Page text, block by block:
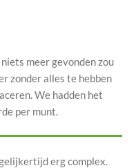
meer gevonden zou
zonder alles te hebben
We hadden het
per munt.
erg complex.